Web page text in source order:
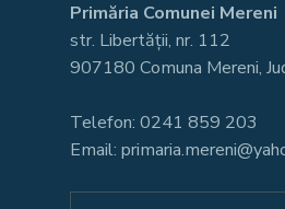
Primăria Comunei Mereni
str. Libertății, nr. 112
907180 Comuna Mereni,
Telefon: 0241 859 203
Email: